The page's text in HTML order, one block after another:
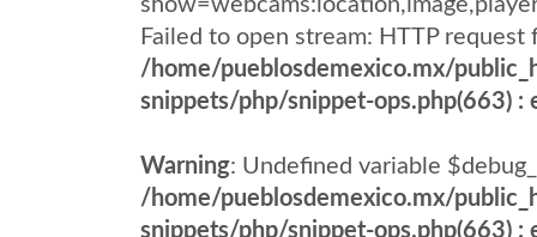
Failed to open stream: HTTP
/home/pueblosdemexico.mx/
snippets/php/snippet-ops.php(663) :
Warning: Undefined variable
/home/pueblosdemexico.mx/
snippets/php/snippet-ops.php(663) :